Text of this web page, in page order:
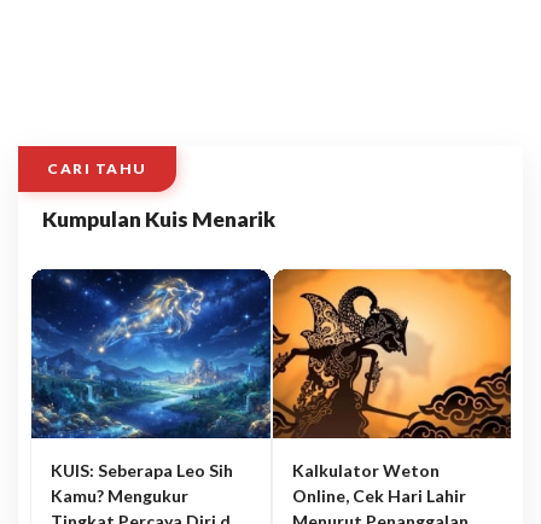
CARI TAHU
Kumpulan Kuis Menarik
KUIS: Seberapa Leo Sih
Kamu? Mengukur
Kalkulator Weton
Online, Cek Hari Lahir